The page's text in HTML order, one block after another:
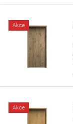
Akce
Akce